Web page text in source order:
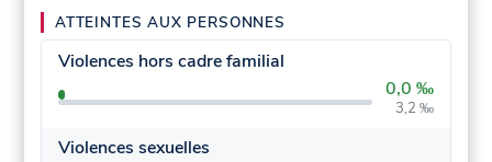
ATTEINTES AUX PERSONNES
Violences hors cadre familial
0,0 ‰
3,2 ‰
Violences sexuelles